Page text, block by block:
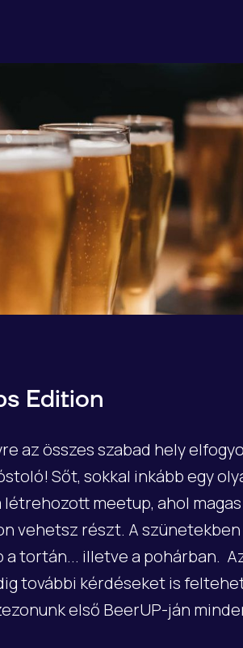
Edition
az összes szabad hely
Sőt, sokkal inkább egy
meetup, ahol magas
vehetsz részt. A
tortán... illetve a pohárban.
további kérdéseket is
első BeerUP-ján